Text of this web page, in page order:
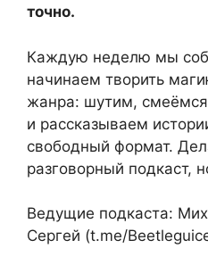
точно.
Каждую неделю мы
начинаем творить
жанра: шутим,
и рассказываем
свободный формат.
разговорный подкаст,
Ведущие подкаста:
Сергей (t.me/